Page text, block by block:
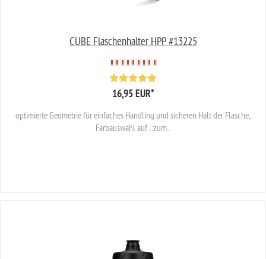
CUBE Flaschenhalter HPP #13225
16,95 EUR*
optimierte Geometrie für einfaches Handling und sicheren Halt der Flasche,
Farbauswahl auf…zum...